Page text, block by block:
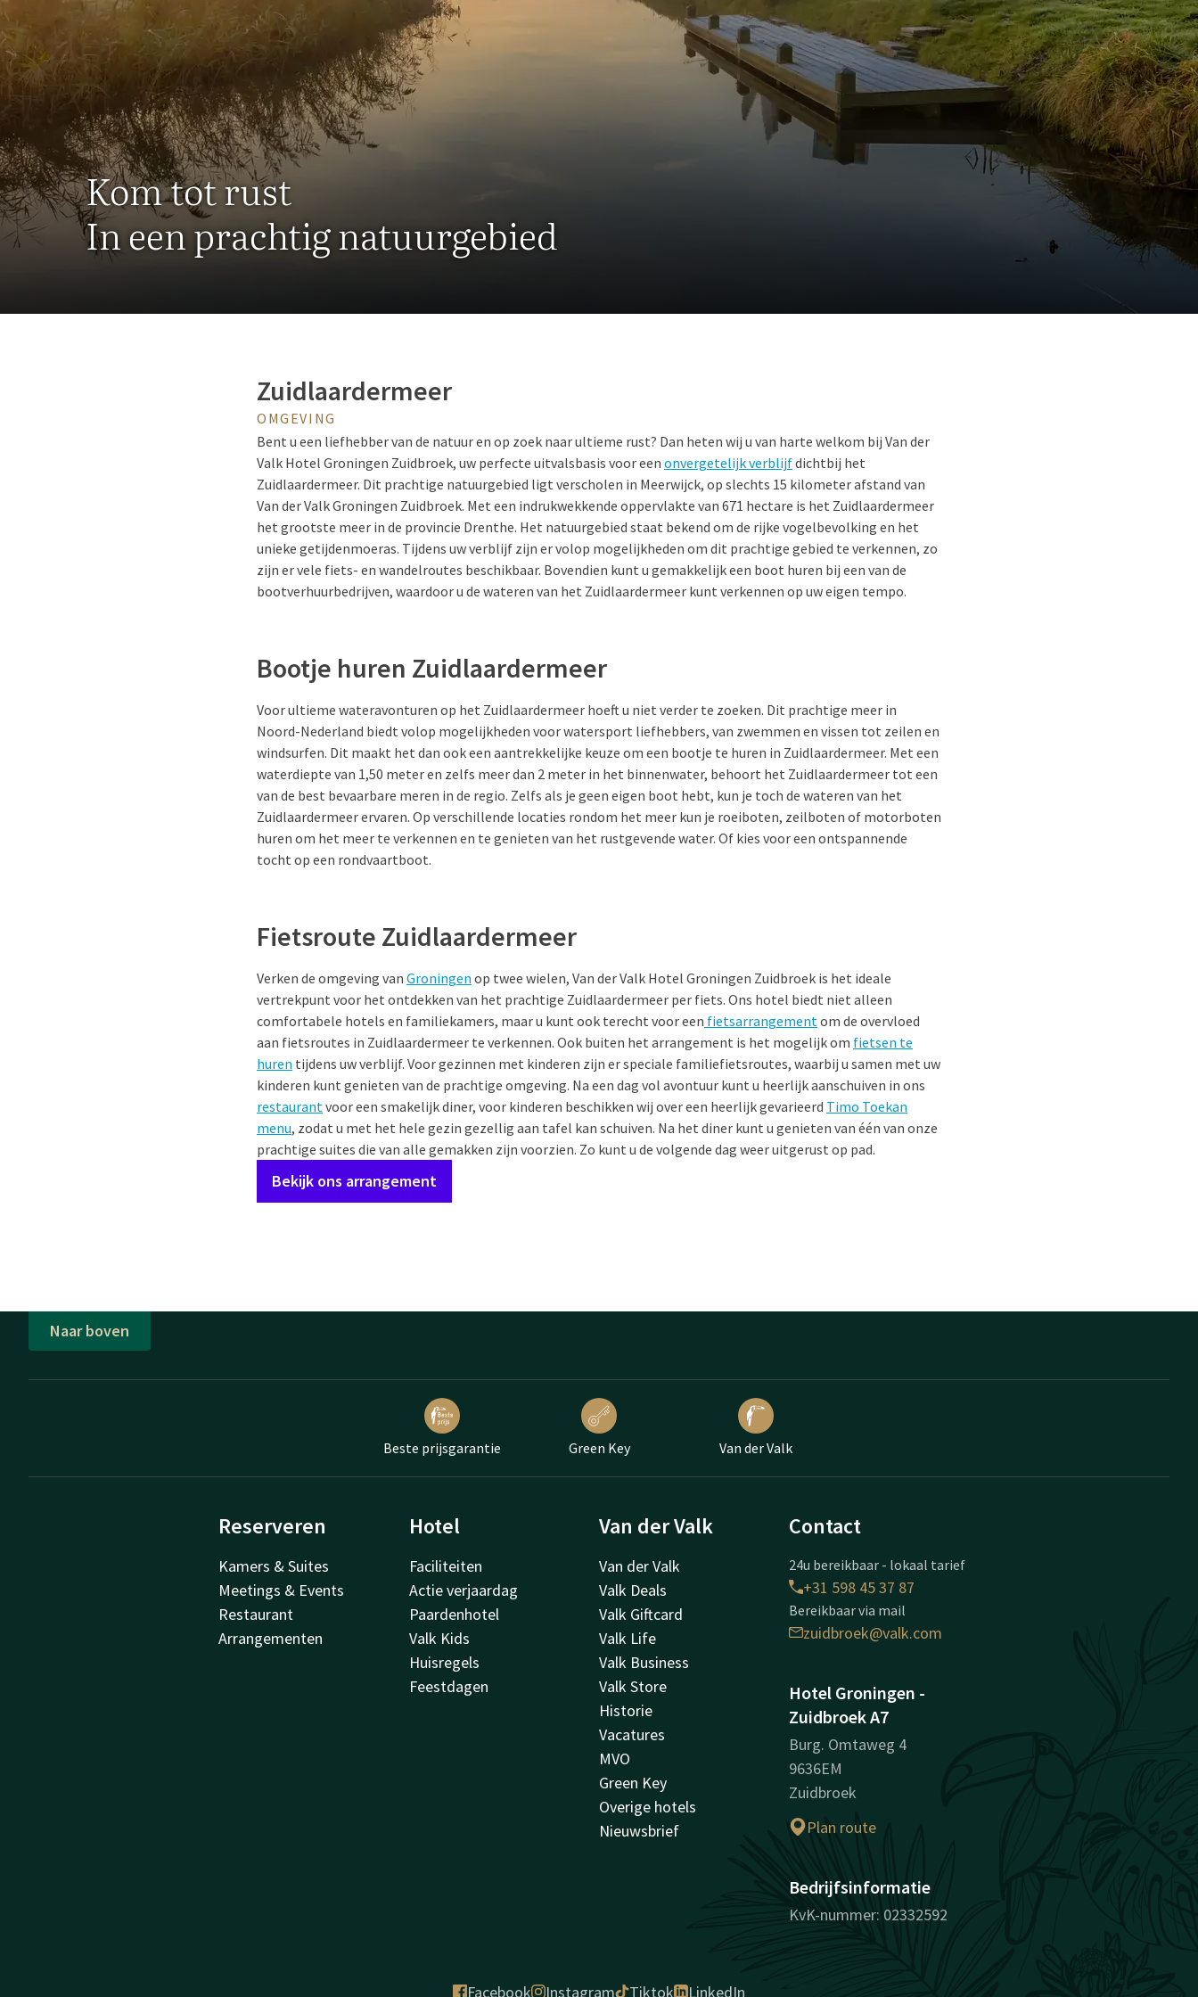
Kom tot rust
In een prachtig natuurgebied
Zuidlaardermeer
OMGEVING
Bent u een liefhebber van de natuur en op zoek naar ultieme rust? Dan heten wij u van harte welkom bij Van der
Valk Hotel Groningen Zuidbroek, uw perfecte uitvalsbasis voor een onvergetelijk verblijfdichtbij het
Zuidlaardermeer. Dit prachtige natuurgebied ligt verscholen in Meerwijck, op slechts 15 kilometer afstand van
Van der Valk Groningen Zuidbroek. Met een indrukwekkende oppervlakte van 671 hectare is het Zuidlaardermeer
het grootste meer in de provincie Drenthe. Het natuurgebied staat bekend om de rijke vogelbevolking en het
unieke getijdenmoeras. Tijdens uw verblijf zijn er volop mogelijkheden om dit prachtige gebied te verkennen, zo
zijn er vele fiets- en wandelroutes beschikbaar. Bovendien kunt u gemakkelijk een boot huren bij een van de
bootverhuurbedrijven, waardoor u de wateren van het Zuidlaardermeer kunt verkennen op uw eigen tempo.
Bootje huren Zuidlaardermeer
Voor ultieme wateravonturen op het Zuidlaardermeer hoeft u niet verder te zoeken. Dit prachtige meer in
Noord-Nederland biedt volop mogelijkheden voor watersport liefhebbers, van zwemmen en vissen tot zeilen en
windsurfen. Dit maakt het dan ook een aantrekkelijke keuze om een bootje te huren in Zuidlaardermeer. Met een
waterdiepte van 1,50 meter en zelfs meer dan 2 meter in het binnenwater, behoort het Zuidlaardermeer tot een
van de best bevaarbare meren in de regio. Zelfs als je geen eigen boot hebt, kun je toch de wateren van het
Zuidlaardermeer ervaren. Op verschillende locaties rondom het meer kun je roeiboten, zeilboten of motorboten
huren om het meer te verkennen en te genieten van het rustgevende water. Of kies voor een ontspannende
tocht op een rondvaartboot.
Fietsroute Zuidlaardermeer
Verken de omgeving van Groningen op twee wielen, Van der Valk Hotel Groningen Zuidbroek is het ideale
vertrekpunt voor het ontdekken van het prachtige Zuidlaardermeer per fiets. Ons hotel biedt niet alleen
comfortabele hotels en familiekamers, maar u kunt ook terecht voor een fietsarrangementom de overvloed
aan fietsroutes in Zuidlaardermeer te verkennen. Ook buiten het arrangement is het mogelijk om fietsen te
huren tijdens uw verblijf. Voor gezinnen met kinderen zijn er speciale familiefietsroutes, waarbij u samen met uw
kinderen kunt genieten van de prachtige omgeving. Na een dag vol avontuur kunt u heerlijk aanschuiven in ons
restaurantvoor een smakelijk diner, voor kinderen beschikken wij over een heerlijk gevarieerd Timo Toekan
menu, zodat u met het hele gezin gezellig aan tafel kan schuiven. Na het diner kunt u genieten van één van onze
prachtige suites die van alle gemakken zijn voorzien. Zo kunt u de volgende dag weer uitgerust op pad.
Bekijk ons arrangement
Naar boven
Beste prijsgarantie Green Key Van der Valk
Reserveren
Kamers & Suites
Meetings & Events
Restaurant
Arrangementen
Hotel
Faciliteiten
Actie verjaardag
Paardenhotel
Valk Kids
Huisregels
Feestdagen
Van der Valk
Van der Valk
Valk Deals
Valk Giftcard
Valk Life
Valk Business
Valk Store
Historie
Vacatures
MVO
Green Key
Overige hotels
Nieuwsbrief
Contact
24u bereikbaar - lokaal tarief
+31 598 45 37 87
Bereikbaar via mail
zuidbroek@valk.com
Hotel Groningen -
Zuidbroek A7
Burg. Omtaweg 4
9636EM
Zuidbroek
Plan route
Bedrijfsinformatie
KvK-nummer: 02332592
Facebook Instagram Tiktok LinkedIn